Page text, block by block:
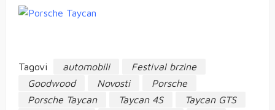
Tagovi automobili
Festival brzine
Goodwood
Novosti
Porsche
Porsche Taycan
Taycan 4S
Taycan GTS